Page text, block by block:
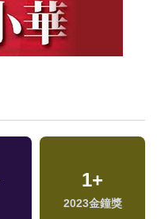
1+
2023金鐘獎